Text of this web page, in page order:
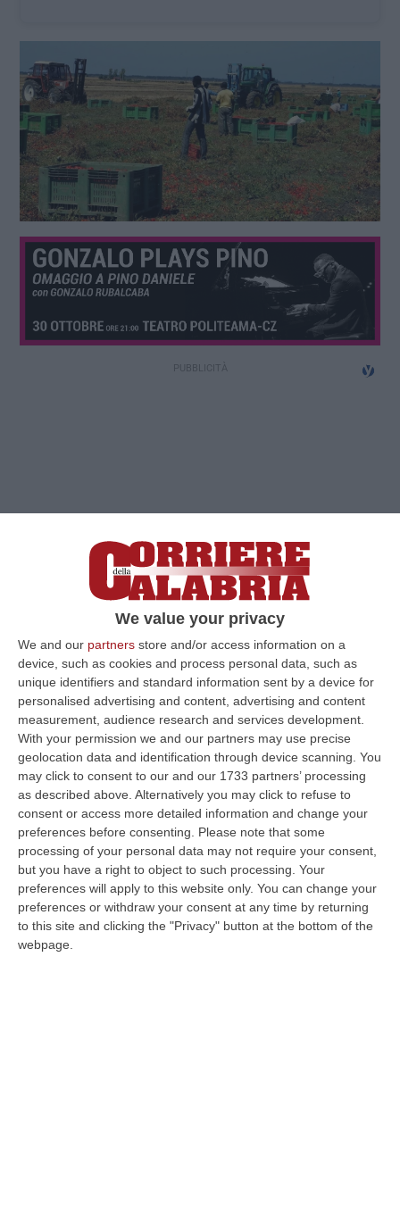
We value your privacy
We and our partners store and/or access information on a
device, such as cookies and process personal data, such as
unique identifiers and standard information sent by a device for
personalised advertising and content, advertising and content
measurement, audience research and services development.
With your permission we and our partners may use precise
geolocation data and identification through device scanning. You
may click to consent to our and our 1733 partners’ processing
as described above. Alternatively you may click to refuse to
consent or access more detailed information and change your
preferences before consenting.
Please note that some
processing of your personal data may not require your consent,
but you have a right to object to such processing. Your
preferences will apply to this website only. You can change your
preferences or withdraw your consent at any time by returning
to this site and clicking the "Privacy" button at the bottom of the
webpage.
Clicca e segui “Corriere della Calabria” su Google News
ROMAUcraina di 40 anni, divorziata e con un
figlio di 15 anni con problemi di salute, da
rifugiata a bracciante vessata. Ana, il nome è
di fantasia, da quando è arrivata in Italia ha
raccolto fave, mandarini, fragole e pesche
nelle serre e nei campi in